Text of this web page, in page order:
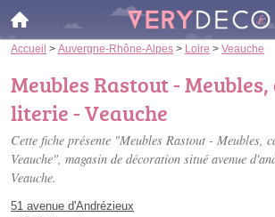
Accueil > Auvergne-Rhône-Alpes > Loire > Veauche
Meubles Rastout -
literie - Veauche
Cette fiche présente "Meubles Rastout - Meubles,
Veauche", magasin de décoration situé avenue
Veauche.
51 avenue d'Andrézieux